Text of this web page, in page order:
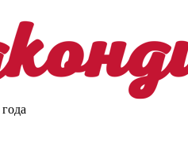
года